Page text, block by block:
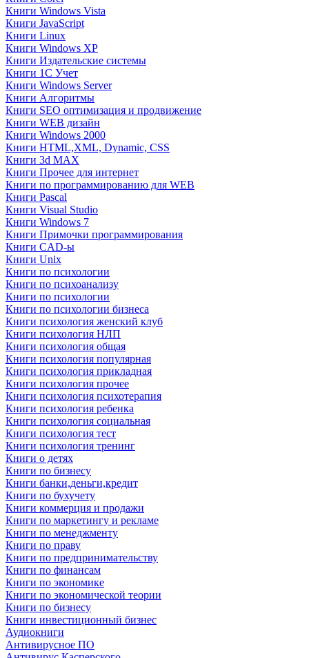
Книги Windows Vista
Книги JavaScript
Книги Linux
Книги Windows XP
Книги Издательские системы
Книги 1C Учет
Книги Windows Server
Книги Алгоритмы
Книги SEO оптимизация и продвижение
Книги WEB дизайн
Книги Windows 2000
Книги HTML,XML, Dynamic, CSS
Книги 3d MAX
Книги Прочее для интернет
Книги по программированию для WEB
Книги Pascal
Книги Visual Studio
Книги Windows 7
Книги Примочки программирования
Книги CAD-ы
Книги Unix
Книги по психологии
Книги по психоанализу
Книги по психологии
Книги по психологии бизнеса
Книги психология женский клуб
Книги психология НЛП
Книги психология общая
Книги психология популярная
Книги психология прикладная
Книги психология прочее
Книги психология психотерапия
Книги психология ребенка
Книги психология социальная
Книги психология тест
Книги психология тренинг
Книги о детях
Книги по бизнесу
Книги банки,деньги,кредит
Книги по бухучету
Книги коммерция и продажи
Книги по маркетингу и рекламе
Книги по менеджменту
Книги по праву
Книги по предпринимательству
Книги по финансам
Книги по экономике
Книги по экономической теории
Книги по бизнесу
Книги инвестиционный бизнес
Аудиокниги
Антивирусное ПО